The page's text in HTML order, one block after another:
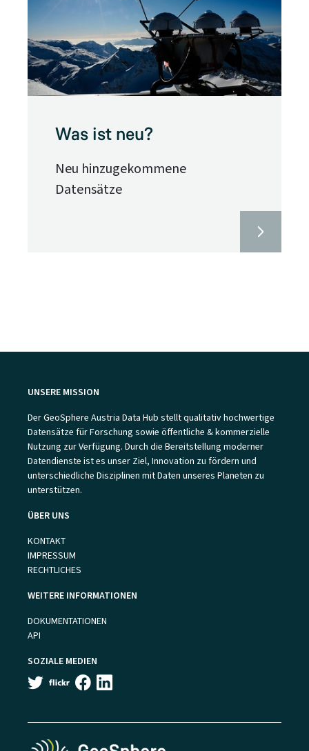
Was ist neu?
Neu hinzugekommene
Datensätze
UNSERE MISSION
Der GeoSphere Austria Data Hub stellt qualitativ hochwertige
Datensätze für Forschung sowie öffentliche & kommerzielle
Nutzung zur Verfügung. Durch die Bereitstellung moderner
Datendienste ist es unser Ziel, Innovation zu fördern und
unterschiedliche Disziplinen mit Daten unseres Planeten zu
unterstützen.
ÜBER UNS
KONTAKT
IMPRESSUM
RECHTLICHES
WEITERE INFORMATIONEN
DOKUMENTATIONEN
API
SOZIALE MEDIEN